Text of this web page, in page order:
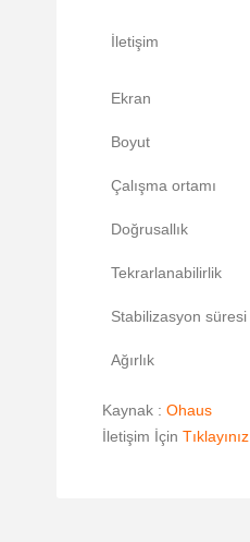
İletişim
Ekran
Boyut
Çalışma ortamı
Doğrusallık
Tekrarlanabilirlik
Stabilizasyon süresi
Ağırlık
Kaynak : Ohaus
İletişim İçin Tıklayınız